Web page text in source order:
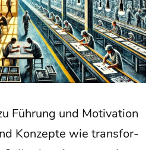
Füh­rung und Moti­va­ti­on
Kon­zep­te wie trans­for­